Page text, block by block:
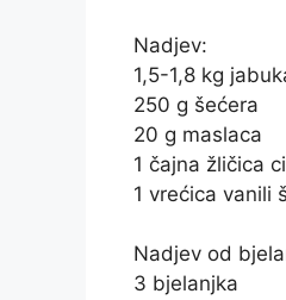
Nadjev:
1,5-1,8 kg
250 g šećera
20 g maslaca
1 čajna žličica
1 vrećica vanili
Nadjev od
3 bjelanjka